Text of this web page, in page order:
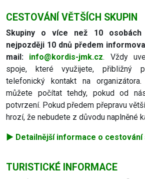
CESTOVÁNÍ VĚTŠÍCH SKUPIN
Skupiny o více než 10 osobách
nejpozději 10 dnů předem
mail: info@kordis-jmk.cz. Vždy
spoje, které využijete, přibližný
telefonický kontakt na
můžete počítat tehdy, pokud od
potvrzení. Pokud předem přepravu
hrozí, že nebudete z důvodu naplněné
▶️ Detailnější informace o cestování
TURISTICKÉ INFORMACE